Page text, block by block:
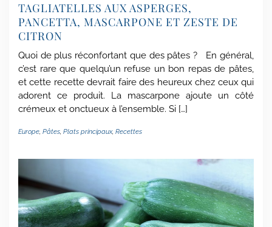
TAGLIATELLES AUX ASPERGES,
PANCETTA, MASCARPONE ET ZESTE DE
CITRON
Quoi de plus réconfortant que des pâtes ? En général,
c’est rare que quelqu’un refuse un bon repas de pâtes,
et cette recette devrait faire des heureux chez ceux qui
adorent ce produit. La mascarpone ajoute un côté
crémeux et onctueux à l’ensemble. Si […]
Europe, Pâtes, Plats principaux, Recettes